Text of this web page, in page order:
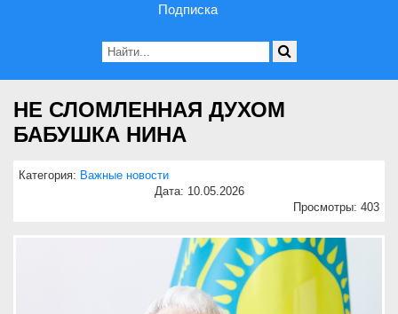
Подписка
НЕ СЛОМЛЕННАЯ ДУХОМ
БАБУШКА НИНА
Категория: Важные новости
Дата: 10.05.2026
Просмотры: 403